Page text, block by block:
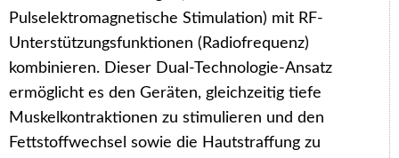
Pulselektromagnetische Stimulation) mit RF-
Unterstützungsfunktionen (Radiofrequenz)
kombinieren. Dieser Dual-Technologie-Ansatz
ermöglicht es den Geräten, gleichzeitig tiefe
Muskelkontraktionen zu stimulieren und den
Fettstoffwechsel sowie die Hautstraffung zu